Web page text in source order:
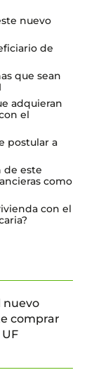
nuevo
de
que sean
adquieran
el
postular a
de este
como
con el
nuevo
comprar